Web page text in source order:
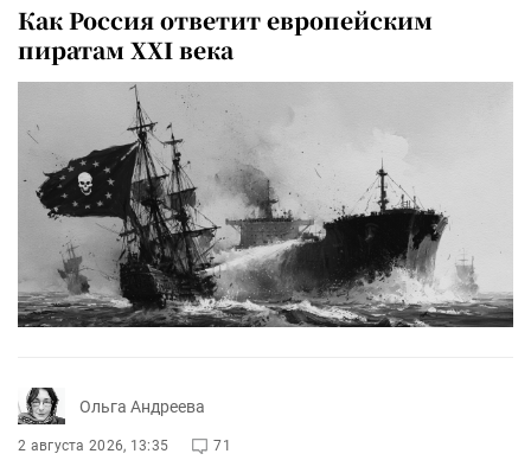
Как Россия ответит европейским
пиратам XXI века
Ольга Андреева
2 августа 2026, 13:35 71